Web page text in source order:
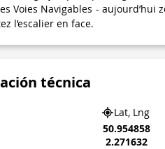
Voies Navigables - aujourd’hui
l’escalier en face.
técnica
Lat, Lng
50.954858
2.271632